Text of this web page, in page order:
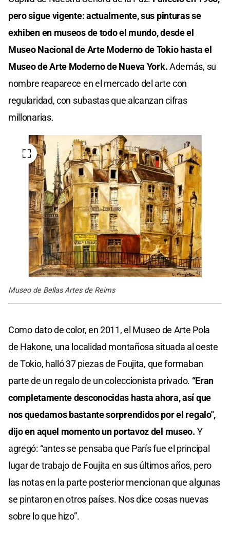
pero sigue vigente: actualmente, sus pinturas se
exhiben en museos de todo el mundo, desde el
Museo Nacional de Arte Moderno de Tokio hasta el
Museo de Arte Moderno de Nueva York.Además, su
nombre reaparece en el mercado del arte con
regularidad, con subastas que alcanzan cifras
millonarias.
Museo de Bellas Artes de Reims
Como dato de color, en 2011, el Museo de Arte Pola
de Hakone, una localidad montañosa situada al oeste
de Tokio, halló 37 piezas de Foujita, que formaban
parte de un regalo de un coleccionista privado. “Eran
completamente desconocidas hasta ahora, así que
nos quedamos bastante sorprendidos por el regalo",
dijo en aquel momento un portavoz del museo. Y
agregó: “antes se pensaba que París fue el principal
lugar de trabajo de Foujita en sus últimos años, pero
las notas en la parte posterior mencionan que algunas
se pintaron en otros países. Nos dice cosas nuevas
sobre lo que hizo”.